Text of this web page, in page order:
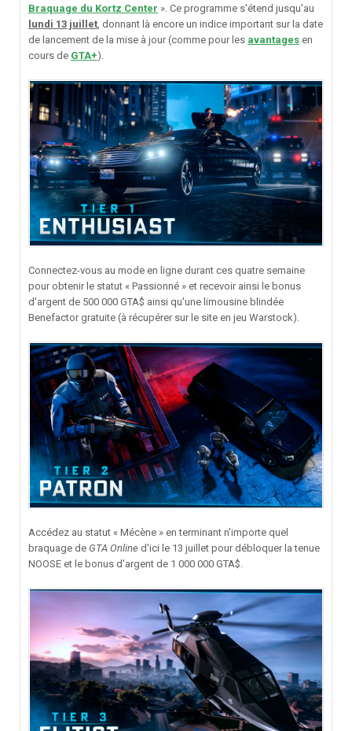
Braquage du Kortz Center ». Ce programme s'étend jusqu'au
lundi 13 juillet , donnant là encore un indice important sur la date
de lancement de la mise à jour (comme pour les avantages en
cours de GTA+).
Connectez-vous au mode en ligne durant ces quatre semaine
pour obtenir le statut « Passionné » et recevoir ainsi le bonus
d'argent de 500 000 GTA$ ainsi qu'une limousine blindée
Benefactor gratuite (à récupérer sur le site en jeu Warstock).
Accédez au statut « Mécène » en terminant n'importe quel
braquage de GTA Online d'ici le 13 juillet pour débloquer la tenue
NOOSE et le bonus d'argent de 1 000 000 GTA$.